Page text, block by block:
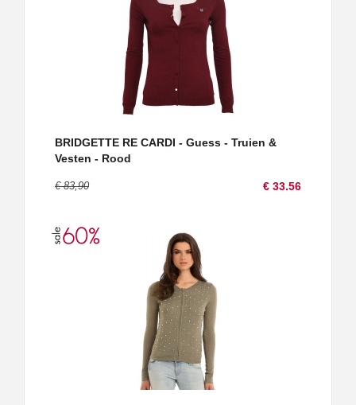
BRIDGETTE RE CARDI - Guess - Truien &
Vesten - Rood
€ 83,90 € 33.56